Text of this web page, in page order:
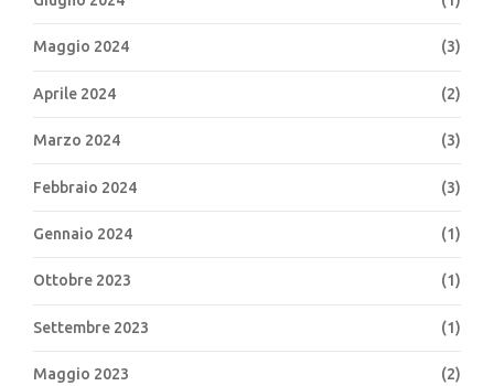
Maggio 2024 (3)
Aprile 2024 (2)
Marzo 2024 (3)
Febbraio 2024 (3)
Gennaio 2024 (1)
Ottobre 2023 (1)
Settembre 2023 (1)
Maggio 2023 (2)